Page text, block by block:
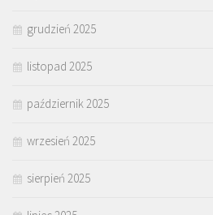
grudzień 2025
listopad 2025
październik 2025
wrzesień 2025
sierpień 2025